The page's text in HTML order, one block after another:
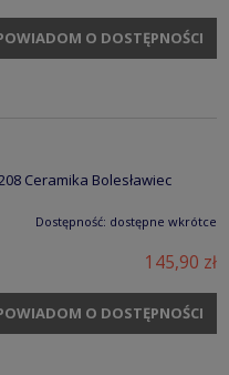
O DOSTĘPNOŚCI
Ceramika Bolesławiec
Dostępność: dostępne wkrótce
145,90 zł
O DOSTĘPNOŚCI